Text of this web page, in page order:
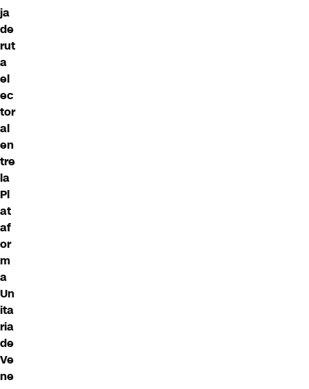
ja
de
rut
a
el
ec
tor
al
en
tre
la
Pl
at
af
or
m
a
Un
ita
ria
de
Ve
ne